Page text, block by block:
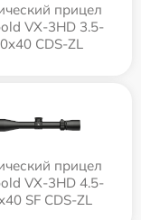
прицел
VX-3HD 3.5-
CDS-ZL
прицел
VX-3HD 4.5-
SF CDS-ZL